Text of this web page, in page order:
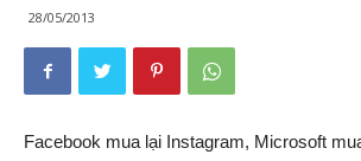
28/05/2013
Facebook mua lại Instagram, Microsoft